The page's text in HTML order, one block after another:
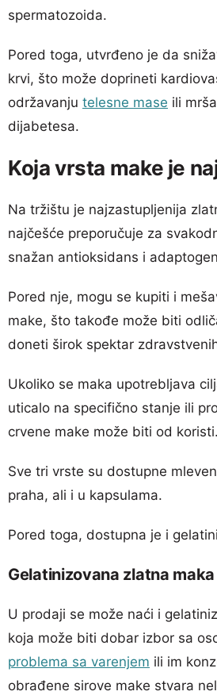
spermatozoida.
Pored toga, utvrđeno je da
krvi, što može doprineti
održavanju telesne mase ili
dijabetesa.
Koja vrsta make je
Na tržištu je najzastupljenija
najčešće preporučuje za
snažan antioksidans i
Pored nje, mogu se kupiti i
make, što takođe može biti
doneti širok spektar
Ukoliko se maka upotrebljava
uticalo na specifično stanje ili
crvene make može biti od koristi.
Sve tri vrste su dostupne
praha, ali i u kapsulama.
Pored toga, dostupna je i
Gelatinizovana zlatna maka
U prodaji se može naći i
koja može biti dobar izbor sa
problema sa varenjem ili im
obrađene sirove make stvara